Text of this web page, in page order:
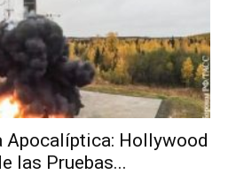
Apocalíptica: Hollywood
las Pruebas...